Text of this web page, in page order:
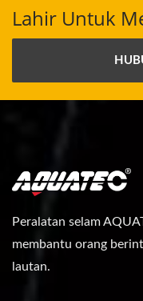
Lahir Untuk
Peralatan selam
membantu orang
lautan.